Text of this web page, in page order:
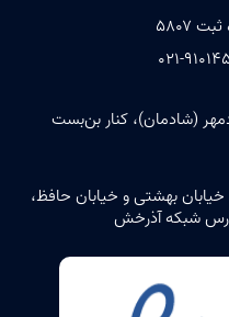
(شادمان)، کنار بن‌بست
خیابان بهشتی و خیابان حافظ،